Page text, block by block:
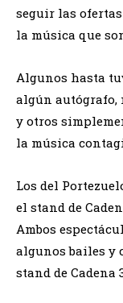
seguir las
la música que
Algunos hasta
algún autógrafo,
y otros
la música
Los del
el stand de
Ambos
algunos bailes y
stand de Cadena